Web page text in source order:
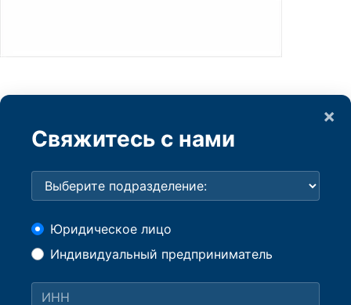
×
Свяжитесь с нами
Юридическое лицо
Индивидуальный предприниматель